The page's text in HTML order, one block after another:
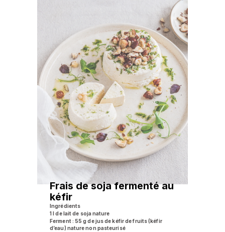
Frais de soja fermenté au
kéfir
Ingrédients
1 l de lait de soja nature
Ferment : 55 g de jus de kéfir de fruits (kéfir
d’eau) nature non pasteurisé